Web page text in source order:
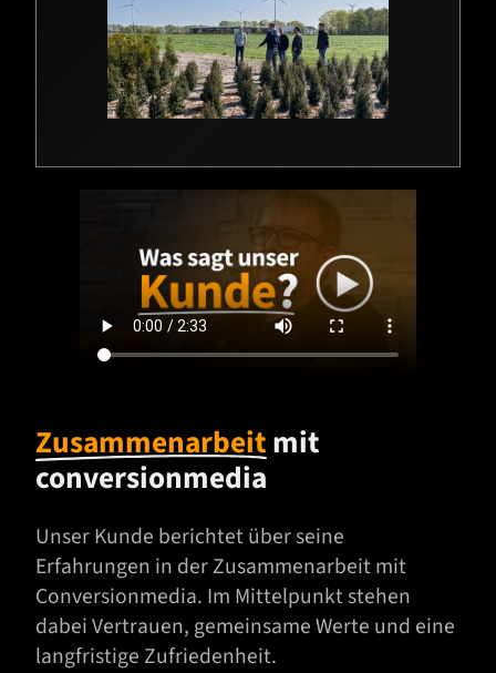
Zusammenarbeitmit
conversionmedia
Unser Kunde berichtet über seine
Erfahrungen in der Zusammenarbeit mit
Conversionmedia. Im Mittelpunkt stehen
dabei Vertrauen, gemeinsame Werte und eine
langfristige Zufriedenheit.